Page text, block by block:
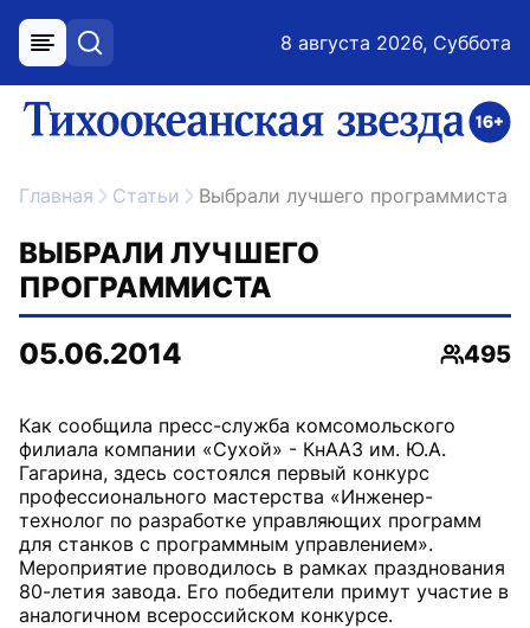
меню поиск 8 августа 2026, Суббота
ссылка на главную
Главная Статьи Выбрали лучшего программиста
ВЫБРАЛИ ЛУЧШЕГО
ПРОГРАММИСТА
05.06.2014
495
Как сообщила пресс-служба комсомольского
филиала компании «Сухой» - КнААЗ им. Ю.А.
Гагарина, здесь состоялся первый конкурс
профессионального мастерства «Инженер-
технолог по разработке управляющих программ
для станков с программным управлением».
Мероприятие проводилось в рамках празднования
80-летия завода. Его победители примут участие в
аналогичном всероссийском конкурсе.